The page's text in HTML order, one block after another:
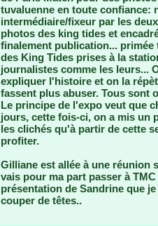
tuvaluenne en toute confiance:
intermédiaire/fixeur par les
photos des king tides et
finalement publication...
des King Tides prises à la
journalistes comme les leurs...
expliquer l'histoire et on la
fassent plus abuser. Tous sont
Le principe de l'expo veut que
jours, cette fois-ci, on a mis un
les clichés qu'à partir de cette
profiter.
Gilliane est allée à une réunion
vais pour ma part passer à
présentation de Sandrine que
couper de têtes..